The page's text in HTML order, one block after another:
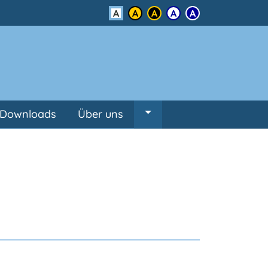
Kontrast
Downloads Über uns